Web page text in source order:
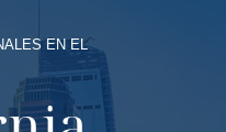
EN EL